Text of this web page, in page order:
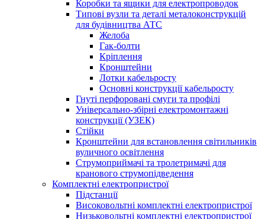
Коробки та ящики для електропроводок
Типові вузли та деталі металоконструкцій
для будівництва АТС
Желоба
Гак-болти
Кріплення
Кронштейни
Лотки кабельросту
Основні конструкції кабельросту
Гнуті перфоровані смуги та профілі
Універсально-збірні електромонтажні
конструкції (УЗЕК)
Стійки
Кронштейни для встановлення світильників
вуличного освітлення
Струмоприймачі та тролетримачі для
кранового струмопідведення
Комплектні електропристрої
Підстанції
Високовольтні комплектні електропристрої
Низьковольтні комплектні електропристрої